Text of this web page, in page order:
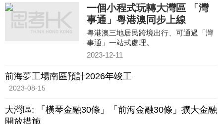
一個小程式玩轉大灣區 「灣
事通」粵港澳同步上線
粵港澳三地居民跨境出行、可通過「灣
事通」一站式處理。
2023-12-11
前海夢工場南區預計2026年竣工
2023-08-15
大灣區: 「橫琴金融30條」「前海金融30條」擴大金融
開放措施